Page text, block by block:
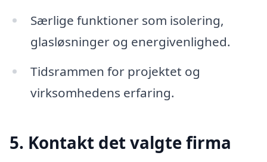
Særlige funktioner som isolering,
glasløsninger og energivenlighed.
Tidsrammen for projektet og
virksomhedens erfaring.
5. Kontakt det valgte firma